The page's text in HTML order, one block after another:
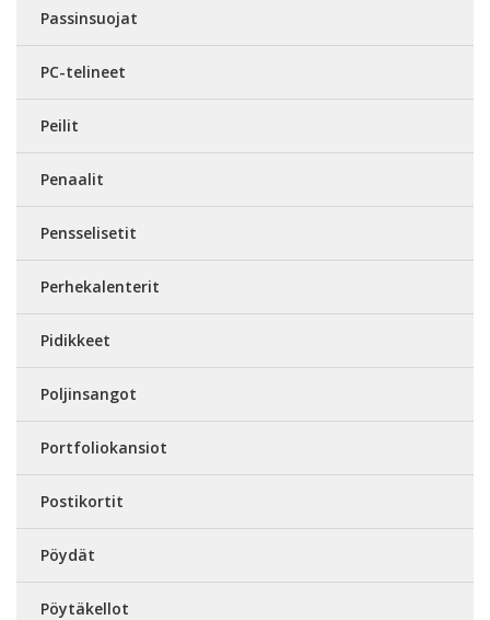
Passinsuojat
PC-telineet
Peilit
Penaalit
Pensselisetit
Perhekalenterit
Pidikkeet
Poljinsangot
Portfoliokansiot
Postikortit
Pöydät
Pöytäkellot